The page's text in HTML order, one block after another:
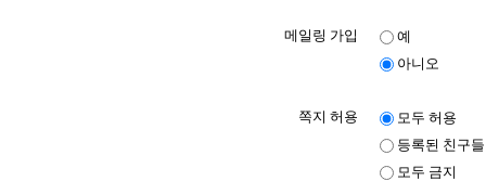
메일링 가입
예
아니오
쪽지 허용
모두 허용
등록된 친구
모두 금지